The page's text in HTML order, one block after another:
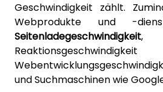
Geschwindigkeit zählt.
Webprodukte und -
Seitenladegeschwindigkeit,
und Suchmaschinen wie